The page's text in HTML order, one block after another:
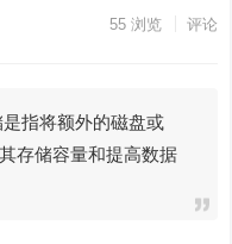
55浏览 评论
指将额外的磁盘或
存储容量和提高数据